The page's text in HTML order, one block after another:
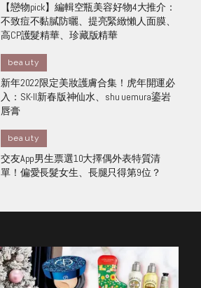
【戀物pick】編輯空瓶美容好物4大推介：
不致痘不黏膩防曬、提亮緊緻懶人面膜、
高CP護髮精華、珍藏版精華
beauty
新年2022限定美妝護膚合集！虎年開運必
入：SK-II新春版神仙水、shu uemura鎏岩
唇膏
beauty
交友App男生票選10大擇偶外表特質清
單！偏愛長髮女生、長腿只得第9位？